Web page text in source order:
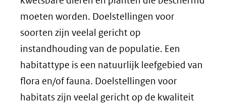
moeten worden. Doelstellingen voor
soorten zijn veelal gericht op
instandhouding van de populatie. Een
habitattype is een natuurlijk leefgebied van
flora en/of fauna. Doelstellingen voor
habitats zijn veelal gericht op de kwaliteit